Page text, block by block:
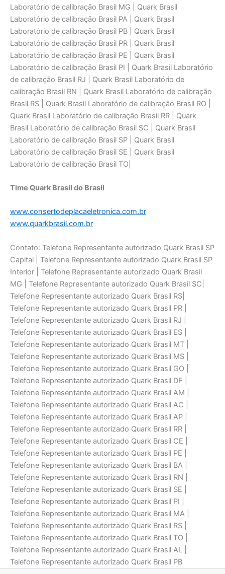
Laboratório de calibraçāo Brasil MG | Quark Brasil
Laboratório de calibraçāo Brasil PA | Quark Brasil
Laboratório de calibraçāo Brasil PB | Quark Brasil
Laboratório de calibraçāo Brasil PR | Quark Brasil
Laboratório de calibraçāo Brasil PE | Quark Brasil
Laboratório de calibraçāo Brasil PI | Quark Brasil Laboratório
de calibraçāo Brasil RJ | Quark Brasil Laboratório de
calibraçāo Brasil RN | Quark Brasil Laboratório de calibraçāo
Brasil RS | Quark Brasil Laboratório de calibraçāo Brasil RO |
Quark Brasil Laboratório de calibraçāo Brasil RR | Quark
Brasil Laboratório de calibraçāo Brasil SC | Quark Brasil
Laboratório de calibraçāo Brasil SP | Quark Brasil
Laboratório de calibraçāo Brasil SE | Quark Brasil
Laboratório de calibraçāo Brasil TO|
Time Quark Brasil do Brasil
www.consertodeplacaeletronica.com.br
www.quarkbrasil.com.br
Contato: Telefone Representante autorizado Quark Brasil SP
Capital | Telefone Representante autorizado Quark Brasil SP
Interior | Telefone Representante autorizado Quark Brasil
MG | Telefone Representante autorizado Quark Brasil SC|
Telefone Representante autorizado Quark Brasil RS|
Telefone Representante autorizado Quark Brasil PR |
Telefone Representante autorizado Quark Brasil RJ |
Telefone Representante autorizado Quark Brasil ES |
Telefone Representante autorizado Quark Brasil MT |
Telefone Representante autorizado Quark Brasil MS |
Telefone Representante autorizado Quark Brasil GO |
Telefone Representante autorizado Quark Brasil DF |
Telefone Representante autorizado Quark Brasil AM |
Telefone Representante autorizado Quark Brasil AC |
Telefone Representante autorizado Quark Brasil AP |
Telefone Representante autorizado Quark Brasil RR |
Telefone Representante autorizado Quark Brasil CE |
Telefone Representante autorizado Quark Brasil PE |
Telefone Representante autorizado Quark Brasil BA |
Telefone Representante autorizado Quark Brasil RN |
Telefone Representante autorizado Quark Brasil SE |
Telefone Representante autorizado Quark Brasil PI |
Telefone Representante autorizado Quark Brasil MA |
Telefone Representante autorizado Quark Brasil RS |
Telefone Representante autorizado Quark Brasil TO |
Telefone Representante autorizado Quark Brasil AL |
Telefone Representante autorizado Quark Brasil PB